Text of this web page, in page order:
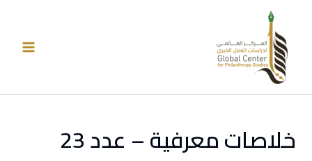
المحتوى
خلاصات معرفية – عدد 23